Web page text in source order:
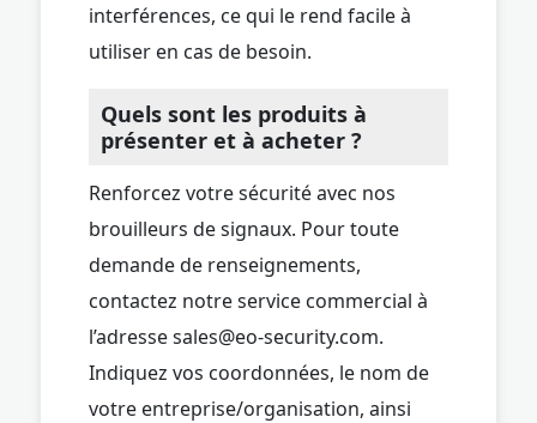
interférences, ce qui le rend facile à
utiliser en cas de besoin.
Quels sont les produits à
présenter et à acheter ?
Renforcez votre sécurité avec nos
brouilleurs de signaux. Pour toute
demande de renseignements,
contactez notre service commercial à
l’adressesales@eo-security.com.
Indiquez vos coordonnées, le nom de
votre entreprise/organisation, ainsi